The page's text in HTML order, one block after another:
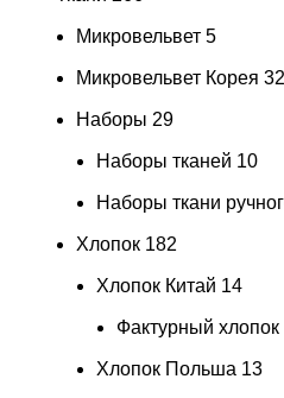
Микровельвет 5
Микровельвет Корея 32
Наборы 29
Наборы тканей 10
Наборы ткани
Хлопок 182
Хлопок Китай 14
Фактурный хлопок
Хлопок Польша 13